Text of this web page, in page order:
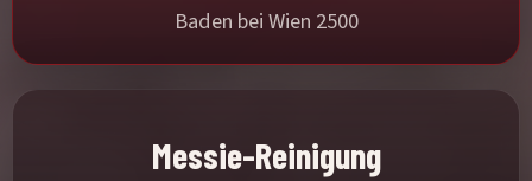
Baden bei Wien 2500
Messie-Reinigung